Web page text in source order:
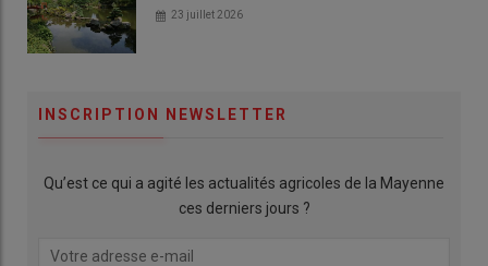
23 juillet 2026
INSCRIPTION NEWSLETTER
Qu’est ce qui a agité les actualités agricoles de la Mayenne
ces derniers jours ?